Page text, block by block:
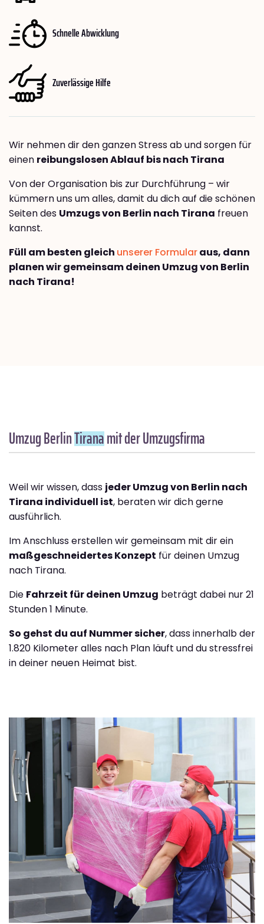
Schnelle Abwicklung
Zuverlässige Hilfe
Wir nehmen dir den ganzen Stress ab und sorgen für
einen reibungslosen Ablauf bis nach Tirana
Von der Organisation bis zur Durchführung – wir
kümmern uns um alles, damit du dich auf die schönen
Seiten des Umzugs von Berlin nach Tirana freuen
kannst.
Füll am besten gleich unserer Formularaus, dann
planen wir gemeinsam deinen Umzug von Berlin
nach Tirana!
Umzug BerlinTiranamit der Umzugsfirma
Weil wir wissen, dass jeder Umzug von Berlin nach
Tirana individuell ist, beraten wir dich gerne
ausführlich.
Im Anschluss erstellen wir gemeinsam mit dir ein
maßgeschneidertes Konzept für deinen Umzug
nach Tirana.
Die Fahrzeit für deinen Umzug beträgt dabei nur 21
Stunden 1 Minute.
So gehst du auf Nummer sicher, dass innerhalb der
1.820 Kilometer alles nach Plan läuft und du stressfrei
in deiner neuen Heimat bist.